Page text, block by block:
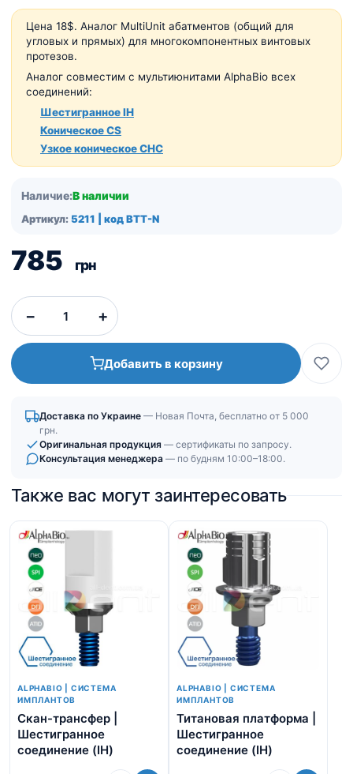
Цена 18$. Аналог MultiUnit абатментов (общий для
угловых и прямых) для многокомпонентных винтовых
протезов.
Аналог совместим с мультиюнитами AlphaBio всех
соединений:
Шестигранное IH
Коническое CS
Узкое коническое CHC
Наличие:В наличии
Артикул: 5211 | код BTT-N
785 грн
− +
Добавить в корзину
Доставка по Украине — Новая Почта, бесплатно от 5 000
грн.
Оригинальная продукция — сертификаты по запросу.
Консультация менеджера — по будням 10:00–18:00.
Также вас могут заинтересовать
ALPHABIO | СИСТЕМА
ИМПЛАНТОВ
Скан-трансфер |
Шестигранное
соединение (IH)
ALPHABIO | СИСТЕМА
ИМПЛАНТОВ
Титановая платформа |
Шестигранное
соединение (IH)